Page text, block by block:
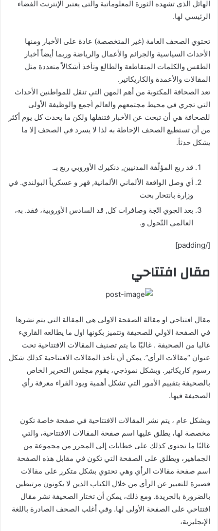
الهائل الذي تشهده الثورة المعلوماتية والتي يعتبر الإنترنت الفضاء
الرئيسي لها.
تحتوي الصحف العامة (غير المتخصصة) عادة على الأخبار ومنها
الأحداث السياسية والجرائم والأعمال والرياضة وربما أيضاً أخبار
الطقس والكلمات المتقاطعة والطالع وتأخذ أشكالاً متعددة مثل
المقالات والأعمدة والكاريكاتير.
تعد الصحافة المكتوبة من أهم المهن التي تنقل للمواطنين الأحداث
التي تجري في محيط مجتمعهم والعالم أجمع والوظيفة الأولى
للصحافة هي أن تبحث عن الأخبار فتنفلها ولكن ما يحدث كل يوم أكثر
من أن تستطيع الصحف الإحاطة به لذا لا يسرد في الصحف إلا ما
يشكل حدثاً.
قد ربع المؤلّفة المدنيين, دنكيرك الأوروبي ربع بـ.
أي وصل الواقعة الألماني الألمانية, قهر و عسكرياً البولندي. في
وزارة بانتحار بحث
بعد الجوي اتّجة وصافرات كل, قد السادس الأوروبية، فقد. به،
العالمي التّحول و.
[/padding]
مقال افتتاحي
مقال افتتاحي او مقالة الصفحة الاولى هي المقالة التي يتم نشرها
في الصفحة الاولي للصحيفة وتتميز بكونها اول ما يطالعه القاريء
غالبا من الصحيفة . غالبًا ما يتم تصنيف المقالات الافتتاحية تحت
عنوان “مقالات الرأي”. يمكن أن تأخذ المقالات الافتتاحية كذلك شكل
رسوم كاريكاتير. وبشكل نموذجي، يقوم مجلس التحرير الخاص
بالصحيفة بتقييم الأمور التي تشكل أهمية ويود القراء معرفة رأي
الصحيفة فيها.
وبشكل عام ، يتم نشر المقالات الافتتاحية في صفحة خاصة تكون
مخصصة لها، يطلق عليها اسم صفحة المقالات الافتتاحية، والتي
غالبًا ما تحتوي كذلك على خطابات إلى المحرر من مجموعة من
الجماهير، ويطلق على الصفحة التي تكون في مقابل هذه الصفحة
اسم صفحة مقالات الرأي وهي تحتوي بشكل متكرر على مقالات
قصيرة للتعبير عن الرأي من خلال الكتاب الذين لا يكونون مرتبطين
بالضرورة بالجريدة. ومع ذلك، يمكن أن تختار الصحيفة نشر مقال
افتتاحي على الصفحة الأولى لها. وفي أغلب الصحف الصادرة باللغة
الإنجليزية،